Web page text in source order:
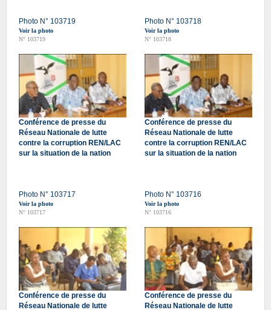
Photo N° 103719
Voir la photo
N° 103719
Photo N° 103718
Voir la photo
N° 103718
Conférence de presse du
Réseau Nationale de lutte
contre la corruption REN/LAC
sur la situation de la nation
Photo N° 103717
Voir la photo
N° 103717
Conférence de presse du
Réseau Nationale de lutte
contre la corruption REN/LAC
sur la situation de la nation
Photo N° 103716
Voir la photo
N° 103716
Conférence de presse du
Réseau Nationale de lutte
Conférence de presse du
Réseau Nationale de lutte